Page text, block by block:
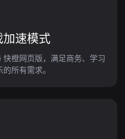
加速模式
橙网页版，满足商务、学习
所有需求。